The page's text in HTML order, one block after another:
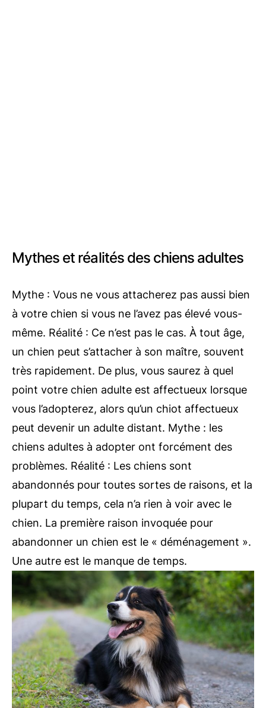
Mythes et réalités des chiens adultes
Mythe : Vous ne vous attacherez pas aussi bien
à votre chien si vous ne l’avez pas élevé vous-
même. Réalité : Ce n’est pas le cas. À tout âge,
un chien peut s’attacher à son maître, souvent
très rapidement. De plus, vous saurez à quel
point votre chien adulte est affectueux lorsque
vous l’adopterez, alors qu’un chiot affectueux
peut devenir un adulte distant. Mythe : les
chiens adultes à adopter ont forcément des
problèmes. Réalité : Les chiens sont
abandonnés pour toutes sortes de raisons, et la
plupart du temps, cela n’a rien à voir avec le
chien. La première raison invoquée pour
abandonner un chien est le « déménagement ».
Une autre est le manque de temps.